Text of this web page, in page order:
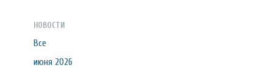
НОВОСТИ
Все
июня 2026